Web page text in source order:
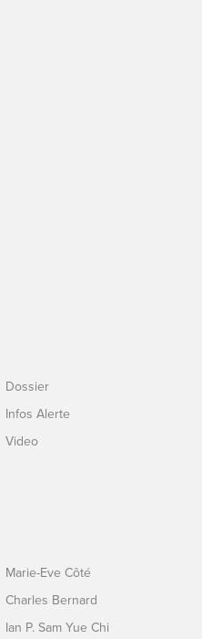
Dossier
Infos Alerte
Video
Marie-Eve Côté
Charles Bernard
Ian P. Sam Yue Chi